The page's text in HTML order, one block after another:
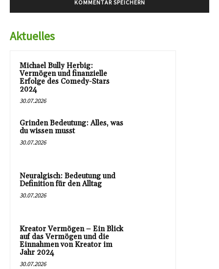
Aktuelles
Michael Bully Herbig:
Vermögen und finanzielle
Erfolge des Comedy-Stars
2024
30.07.2026
Grinden Bedeutung: Alles, was
du wissen musst
30.07.2026
Neuralgisch: Bedeutung und
Definition für den Alltag
30.07.2026
Kreator Vermögen – Ein Blick
auf das Vermögen und die
Einnahmen von Kreator im
Jahr 2024
30.07.2026